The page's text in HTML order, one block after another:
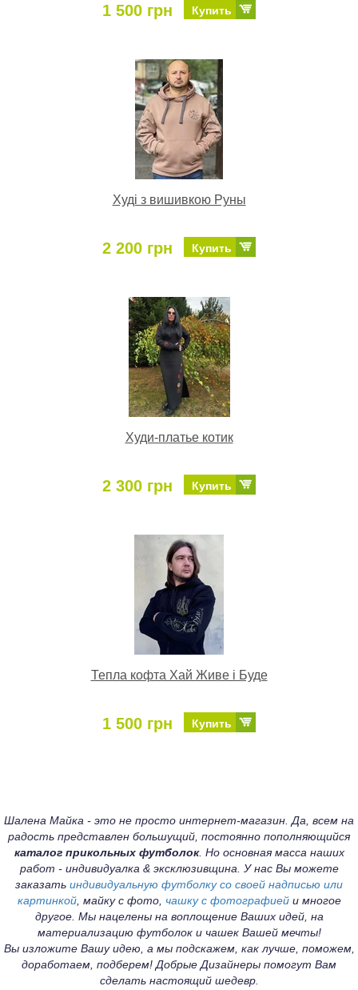
1 500 грн Купить
Худі з вишивкою Руны
2 200 грн Купить
Худи-платье котик
2 300 грн Купить
Тепла кофта Хай Живе і Буде
1 500 грн Купить
Шалена Майка - это не просто интернет-магазин. Да, всем на
радость представлен большущий, постоянно пополняющийся
каталог прикольных футболок. Но основная масса наших
работ - индивидуалка & эксклюзивщина. У нас Вы можете
заказать индивидуальную футболку со своей надписью или
картинкой, майку с фото, чашку с фотографиейи многое
другое. Мы нацелены на воплощение Ваших идей, на
материализацию футболок и чашек Вашей мечты!
Вы изложите Вашу идею, а мы подскажем, как лучше, поможем,
доработаем, подберем! Добрые Дизайнеры помогут Вам
сделать настоящий шедевр.